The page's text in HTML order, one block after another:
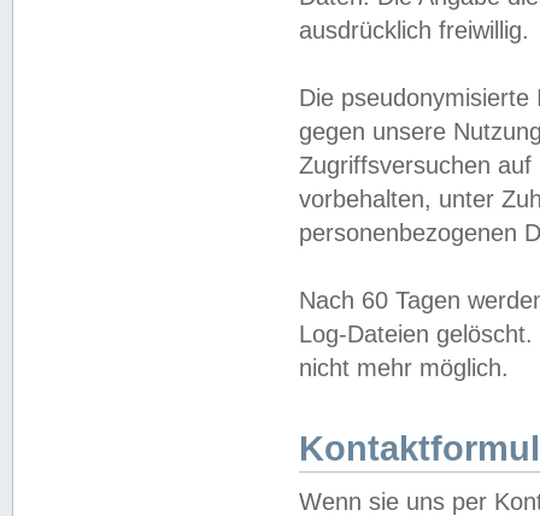
ausdrücklich freiwillig.
Die
gegen unsere
Zugriffsversuchen
vorbehalten, unter
personenbezogenen
Nach 60 Tagen
Log-Dateien
nicht mehr möglich.
Wenn sie uns per